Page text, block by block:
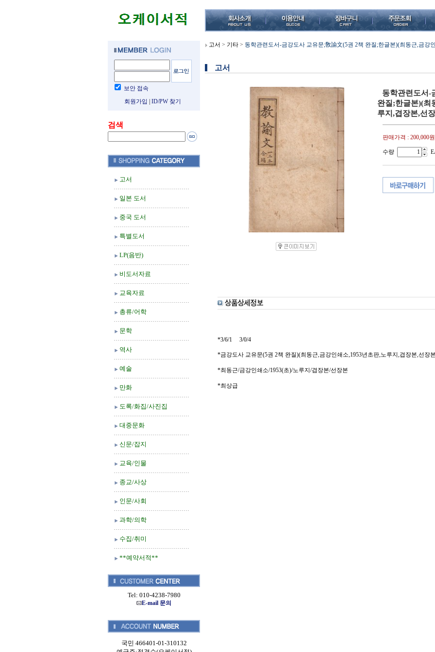
보안 접속
회원가입
ID/PW 찾기
검색
고서
일본 도서
중국 도서
특별도서
LP(음반)
비도서자료
교육자료
총류/어학
문학
역사
예술
만화
도록/화집/사진집
대중문화
신문/잡지
교육/인물
종교/사상
인문/사회
과학/의학
수집/취미
**예약서적**
Tel: 010-4238-7980
E-mail 문의
국민 466401-01-310132
고서 > 기타 > 동학관련도서-금강도사 교유문;敎諭文(5권 2책 완질;한글본)(최동근,금강
고서
동학관련도서-
완질;한글본)(최
루지,겹장본,선
판매가격 : 200,000원
수량
*3/6/1 3/0/4
*금강도사 교유문(5권 2책 완질)(최동근,금강인쇄소,1953년초판,노루지,겹장본,선장
*최동근/금강인쇄소/1953(초)/노루지/겹장본/선장본
*최상급